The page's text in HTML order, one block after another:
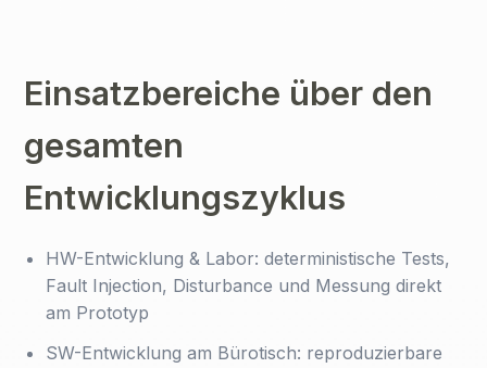
Einsatzbereiche über den
gesamten
Entwicklungszyklus
HW-Entwicklung & Labor: deterministische Tests,
Fault Injection, Disturbance und Messung direkt
am Prototyp
SW-Entwicklung am Bürotisch: reproduzierbare